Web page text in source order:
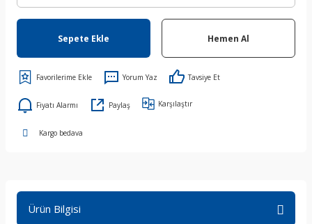
Sepete Ekle Hemen Al
Yorum Yaz Tavsiye Et
Fiyatı Alarmı Paylaş Karşılaştır
Kargo bedava
Ürün Bilgisi